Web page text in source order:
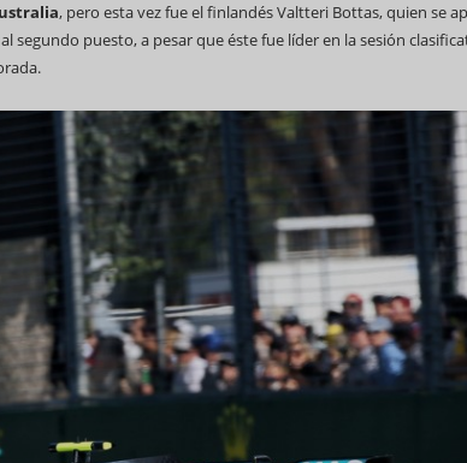
, pero esta vez fue el finlandés Valtteri Bottas, quien se
segundo puesto, a pesar que éste fue líder en la sesión
Feria Internacional de La Habana
(Fihav) 2023
Alianza de Clubes en